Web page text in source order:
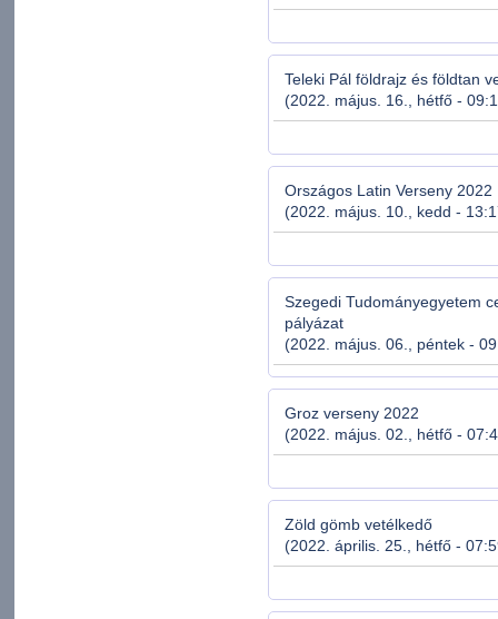
Teleki Pál földrajz és földtan
(2022. május. 16., hétfő -
Országos Latin Verseny 2022
(2022. május. 10., kedd -
Szegedi Tudományegyetem
pályázat
(2022. május. 06., péntek -
Groz verseny 2022
(2022. május. 02., hétfő -
Zöld gömb vetélkedő
(2022. április. 25., hétfő -